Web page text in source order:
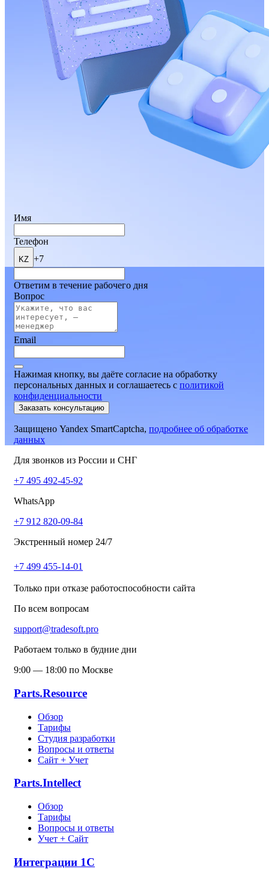
Имя
Телефон
KZ +7
Ответим в течение рабочего дня
Вопрос
Email
Нажимая кнопку, вы даёте согласие на обработку
персональных данных и соглашаетесь c политикой
конфиденциальности
Заказать консультацию
Защищено Yandex SmartCaptcha, подробнее об обработке
данных
Для звонков из России и СНГ
+7 495 492-45-92
WhatsApp
+7 912 820-09-84
Экстренный номер 24/7
+7 499 455-14-01
Только при отказе работоспособности сайта
По всем вопросам
support@tradesoft.pro
Работаем только в будние дни
9:00 — 18:00 по Москве
Parts.Resource
Обзор
Тарифы
Студия разработки
Вопросы и ответы
Сайт + Учет
Parts.Intellect
Обзор
Тарифы
Вопросы и ответы
Учет + Сайт
Интеграции 1С